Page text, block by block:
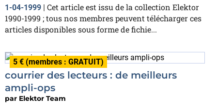
1-04-1999 | Cet article est issu de la collection Elektor
1990-1999 ; tous nos membres peuvent télécharger ces
articles disponibles sous forme de fichie...
5 € (membres : GRATUIT)
courrier des lecteurs : de meilleurs
ampli-ops
par Elektor Team